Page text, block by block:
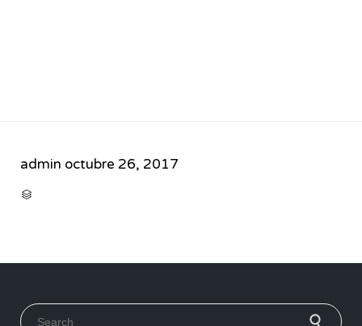
admin octubre 26, 2017

Search for: